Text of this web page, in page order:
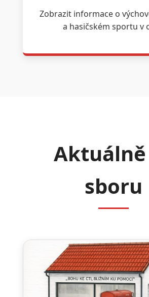
Zobrazit informace o
a hasičském sportu v
Aktuálně
sboru